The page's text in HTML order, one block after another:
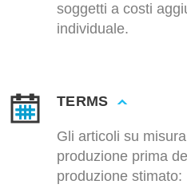
soggetti a costi
individuale.
TERMS
Gli articoli su
produzione prima
produzione stimato: